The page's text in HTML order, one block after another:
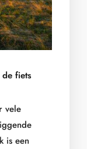
fiets
vele
is een